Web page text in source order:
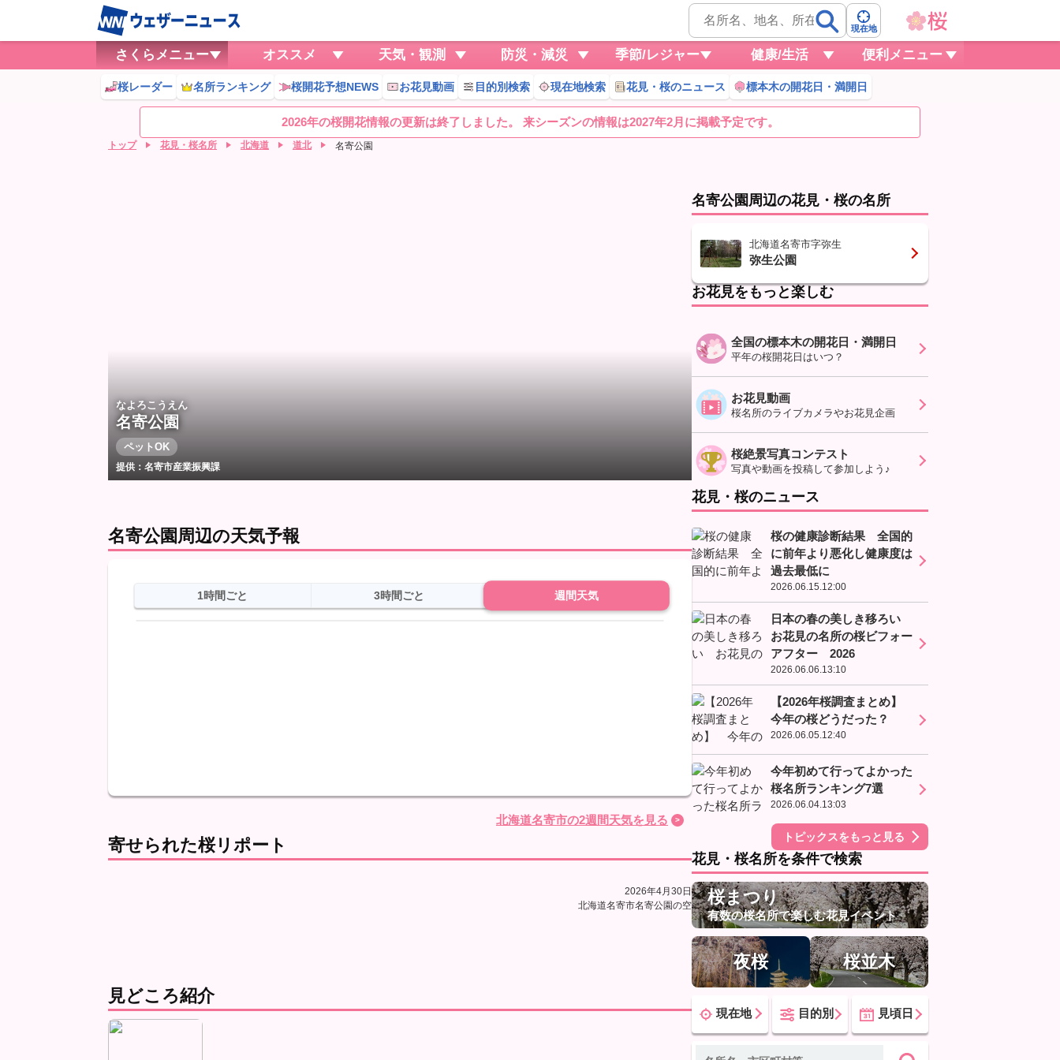
現在地
さくらメニュー オススメ 天気・観測 防災・減災 季節/レジャー 健康/生活 便利メニュー
桜レーダー 名所ランキング 桜開花予想NEWS お花見動画 目的別検索 現在地検索 花見・桜のニュース 標本木の開花日・満開日
2026年の桜開花情報の更新は終了しました。 来シーズンの情報は2027年2月に掲載予定です。
トップ 花見・桜名所 北海道 道北 名寄公園
なよろこうえん
名寄公園
ペットOK
提供：名寄市産業振興課
名寄公園周辺の天気予報
1時間ごと 3時間ごと 週間天気
北海道名寄市の2週間天気を見る
寄せられた桜リポート
2026年4月30日
北海道名寄市名寄公園の空
見どころ紹介
名寄公園周辺の花見・桜の名所
北海道名寄市字弥生
弥生公園
お花見をもっと楽しむ
全国の標本木の開花日・満開日
平年の桜開花日はいつ？
お花見動画
桜名所のライブカメラやお花見企画
桜絶景写真コンテスト
写真や動画を投稿して参加しよう♪
花見・桜のニュース
桜の健康診断結果 全国的
に前年より悪化し健康度は
過去最低に
2026.06.15.12:00
日本の春の美しき移ろい
お花見の名所の桜ビフォー
アフター 2026
2026.06.06.13:10
【2026年桜調査まとめ】
今年の桜どうだった？
2026.06.05.12:40
今年初めて行ってよかった
桜名所ランキング7選
2026.06.04.13:03
トピックスをもっと見る
花見・桜名所を条件で検索
桜まつり
有数の桜名所で楽しむ花見イベント
夜桜 桜並木
現在地 目的別 見頃日